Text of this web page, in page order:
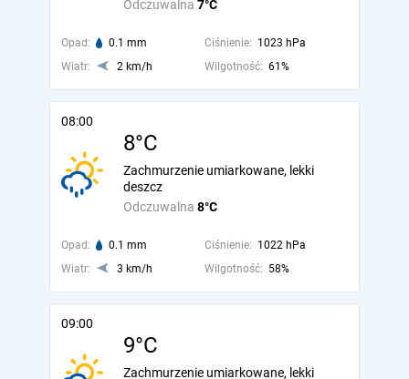
Odczuwalna 7°C
Opad: 0.1 mm Ciśnienie: 1023 hPa
Wiatr:
2 km/h Wilgotność: 61%
08:00
8°C
Odczuwalna 8°C
Zachmurzenie umiarkowane, lekki
deszcz
Opad: 0.1 mm Ciśnienie: 1022 hPa
Wiatr:
3 km/h Wilgotność: 58%
09:00
9°C
Zachmurzenie umiarkowane, lekki